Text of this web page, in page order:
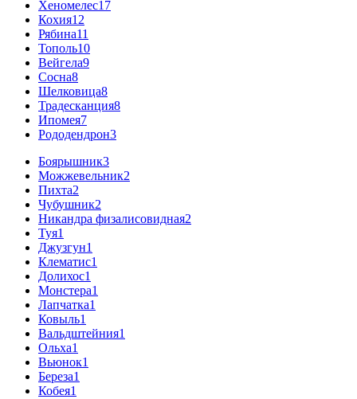
Хеномелес17
Кохия12
Рябина11
Тополь10
Вейгела9
Сосна8
Шелковица8
Традесканция8
Ипомея7
Рододендрон3
Боярышник3
Можжевельник2
Пихта2
Чубушник2
Никандра физалисовидная2
Туя1
Джузгун1
Клематис1
Долихос1
Монстера1
Лапчатка1
Ковыль1
Вальдштейния1
Ольха1
Вьюнок1
Береза1
Кобея1